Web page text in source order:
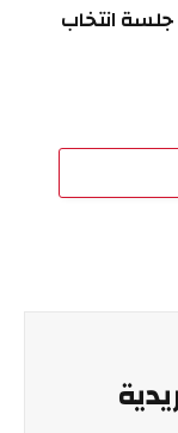
مارس موعد جلسة انتخاب